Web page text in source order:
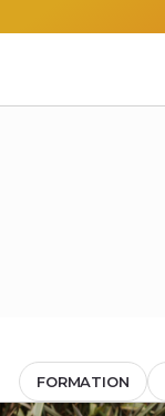
FORMATION